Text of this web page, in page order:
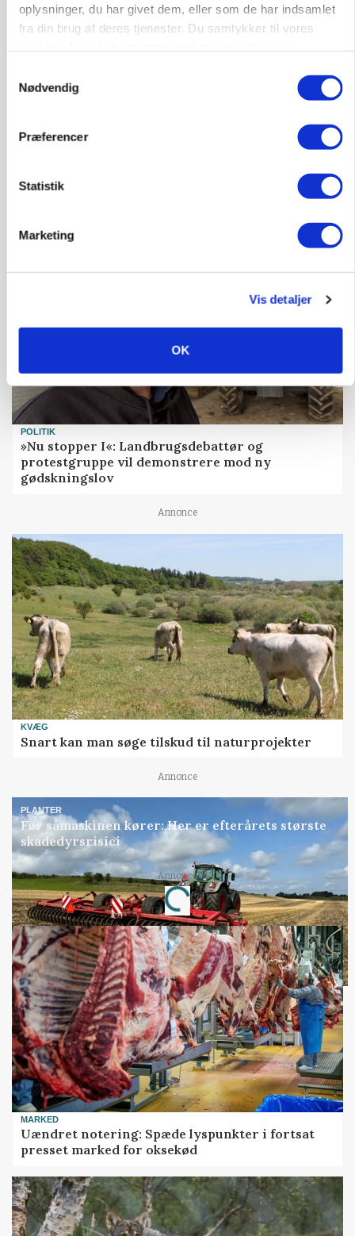
oplysninger, du har givet dem, eller som de har indsamlet
fra din brug af deres tjenester. Du samtykker til vores
Nødvendig
Præferencer
Statistik
Marketing
Vis detaljer
OK
POLITIK
»Nu stopper I«: Landbrugsdebattør og
protestgruppe vil demonstrere mod ny
gødskningslov
Annonce
KVÆG
Snart kan man søge tilskud til naturprojekter
Annonce
PLANTER
Før såmaskinen kører: Her er efterårets største
skadedyrsrisici
Annonce
Loading...
MARKED
Uændret notering: Spæde lyspunkter i fortsat
presset marked for oksekød